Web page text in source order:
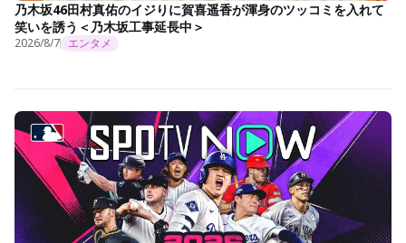
乃木坂46田村真佑のイジりに賀喜遥香が渾身のツッコミを入れて
笑いを誘う＜乃木坂工事延長中＞
2026/8/7 エンタメ